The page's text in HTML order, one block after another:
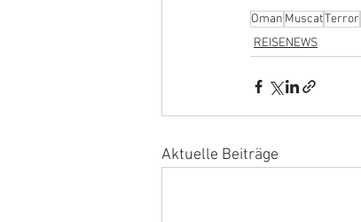
Oman MuscatTerror
REISENEWS
Aktuelle Beiträge